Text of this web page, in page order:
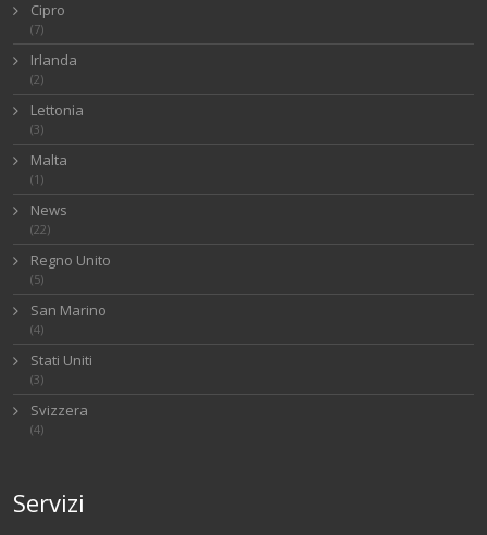
Cipro
(7)
Irlanda
(2)
Lettonia
(3)
Malta
(1)
News
(22)
Regno Unito
(5)
San Marino
(4)
Stati Uniti
(3)
Svizzera
(4)
Servizi